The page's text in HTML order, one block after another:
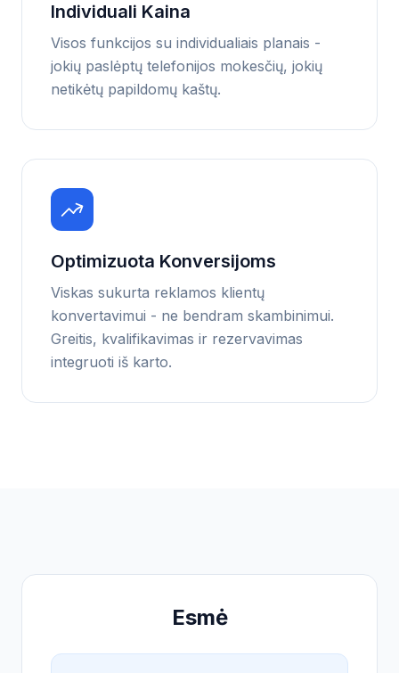
Individuali Kaina
Visos funkcijos su individualiais planais -
jokių paslėptų telefonijos mokesčių, jokių
netikėtų papildomų kaštų.
Optimizuota Konversijoms
Viskas sukurta reklamos klientų
konvertavimui - ne bendram skambinimui.
Greitis, kvalifikavimas ir rezervavimas
integruoti iš karto.
Esmė